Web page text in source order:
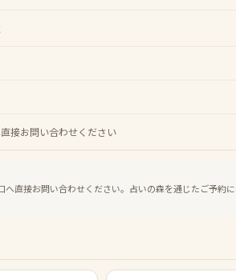
接お問い合わせください
直接お問い合わせください。占いの森を通じたご予約に